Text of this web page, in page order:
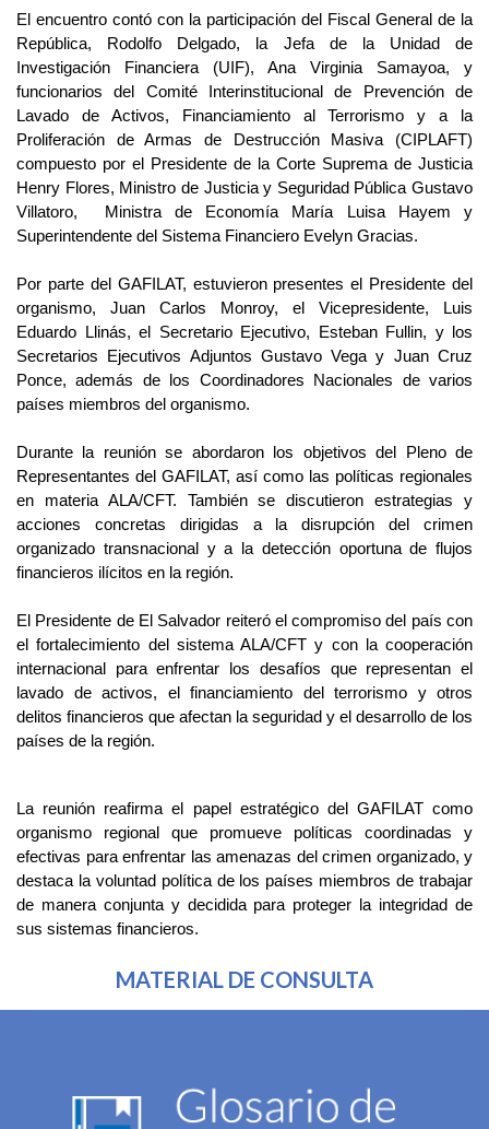
El encuentro contó con la participación del Fiscal General de la
República, Rodolfo Delgado, la Jefa de la Unidad de
Investigación Financiera (UIF), Ana Virginia Samayoa, y
funcionarios del Comité Interinstitucional de Prevención de
Lavado de Activos, Financiamiento al Terrorismo y a la
Proliferación de Armas de Destrucción Masiva (CIPLAFT)
compuesto por el Presidente de la Corte Suprema de Justicia
Henry Flores, Ministro de Justicia y Seguridad Pública Gustavo
Villatoro,  Ministra de Economía María Luisa Hayem y
Superintendente del Sistema Financiero Evelyn Gracias.
Por parte del GAFILAT, estuvieron presentes el Presidente del
organismo, Juan Carlos Monroy, el Vicepresidente, Luis
Eduardo Llinás, el Secretario Ejecutivo, Esteban Fullin, y los
Secretarios Ejecutivos Adjuntos Gustavo Vega y Juan Cruz
Ponce, además de los Coordinadores Nacionales de varios
países miembros del organismo.
Durante la reunión se abordaron los objetivos del Pleno de
Representantes del GAFILAT, así como las políticas regionales
en materia ALA/CFT. También se discutieron estrategias y
acciones concretas dirigidas a la disrupción del crimen
organizado transnacional y a la detección oportuna de flujos
financieros ilícitos en la región.
El Presidente de El Salvador reiteró el compromiso del país con
el fortalecimiento del sistema ALA/CFT y con la cooperación
internacional para enfrentar los desafíos que representan el
lavado de activos, el financiamiento del terrorismo y otros
delitos financieros que afectan la seguridad y el desarrollo de los
países de la región.
La reunión reafirma el papel estratégico del GAFILAT como
organismo regional que promueve políticas coordinadas y
efectivas para enfrentar las amenazas del crimen organizado, y
destaca la voluntad política de los países miembros de trabajar
de manera conjunta y decidida para proteger la integridad de
sus sistemas financieros.
MATERIAL DE CONSULTA